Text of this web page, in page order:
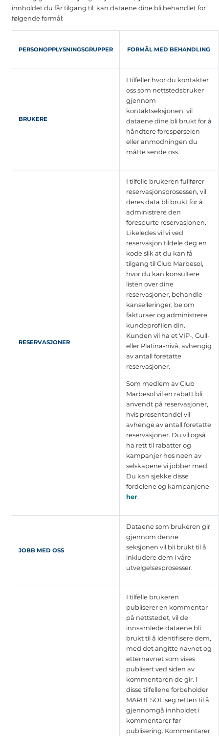
innholdet du får tilgang til, kan dataene dine bli behandlet for
følgende formål:
PERSONOPPLYSNINGSGRUPPER FORMÅL MED BEHANDLING
BRUKERE
I tilfeller hvor du kontakter
oss som nettstedsbruker
gjennom
kontaktseksjonen, vil
dataene dine bli brukt for å
håndtere forespørselen
eller anmodningen du
måtte sende oss.
RESERVASJONER
I tilfelle brukeren fullfører
reservasjonsprosessen, vil
deres data bli brukt for å
administrere den
forespurte reservasjonen.
Likeledes vil vi ved
reservasjon tildele deg en
kode slik at du kan få
tilgang til Club Marbesol,
hvor du kan konsultere
listen over dine
reservasjoner, behandle
kanselleringer, be om
fakturaer og administrere
kundeprofilen din.
Kunden vil ha et VIP-, Gull-
eller Platina-nivå, avhengig
av antall foretatte
reservasjoner.
Som medlem av Club
Marbesol vil en rabatt bli
anvendt på reservasjoner,
hvis prosentandel vil
avhenge av antall foretatte
reservasjoner. Du vil også
ha rett til rabatter og
kampanjer hos noen av
selskapene vi jobber med.
Du kan sjekke disse
fordelene og kampanjene
her.
JOBB MED OSS
Dataene som brukeren gir
gjennom denne
seksjonen vil bli brukt til å
inkludere dem i våre
utvelgelsesprosesser.
I tilfelle brukeren
publiserer en kommentar
på nettstedet, vil de
innsamlede dataene bli
brukt til å identifisere dem,
med det angitte navnet og
etternavnet som vises
publisert ved siden av
kommentaren de gir. I
disse tilfellene forbeholder
MARBESOL seg retten til å
gjennomgå innholdet i
kommentarer før
publisering. Kommentarer